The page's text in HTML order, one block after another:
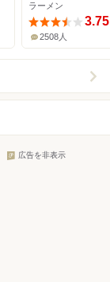
ラーメン
3.75
2508人
広告を非表示